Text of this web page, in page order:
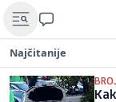
Najčitanije